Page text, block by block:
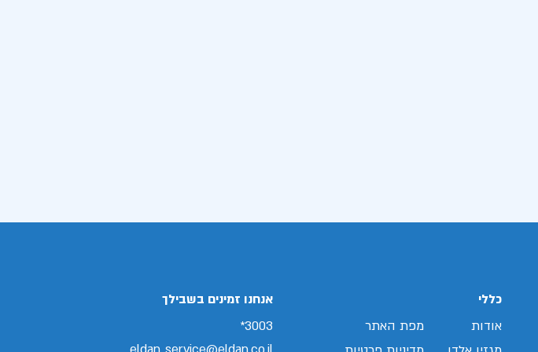
כללי
אודות
מפת האתר
אנחנו זמינים בשבילך
3003*